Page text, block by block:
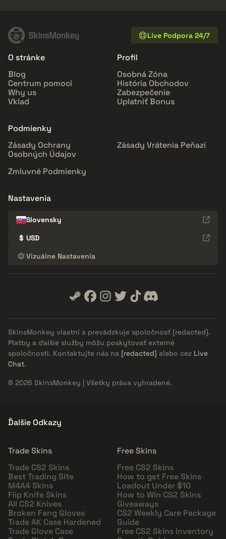
Live Podpora 24/7
O stránke
Blog
Centrum pomoci
Why us
Vklad
Profil
Osobná Zóna
História Obchodov
Zabezpečenie
Uplatniť Bonus
Podmienky
Zásady Ochrany
Osobných Údajov
Zásady Vrátenia Peňazí
Zmluvné Podmienky
Nastavenia
Slovensky
$ USD
Vizuálne Nastavenia
SkinsMonkey vlastní a prevádzkuje spoločnosť [redacted].
Platby a ďalšie služby môžu poskytovať externé
spoločnosti. Kontaktujte nás na [redacted] alebo cez Live
Chat.
© 2026 SkinsMonkey | Všetky práva vyhradené.
Ďalšie Odkazy
Trade Skins
Trade CS2 Skins
Best Trading Site
M4A4 Skins
Flip Knife Skins
All CS2 Knives
Broken Fang Gloves
Trade AK Case Hardened
Trade Glove Case
Free Skins
Free CS2 Skins
How to get Free Skins
Loadout Under $10
How to Win CS2 Skins
Giveaways
CS2 Weekly Care Package
Guide
Free CS2 Skins Inventory